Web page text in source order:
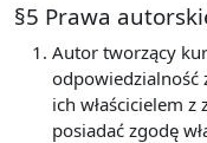
§5 Prawa
Autor tworzący
odpowiedzialność
ich właścicielem
posiadać zgodę